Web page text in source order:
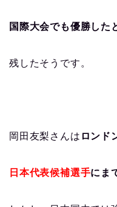
国際大会でも優勝した
残したそうです。
岡田友梨さんは ロンド
日本代表候補選手にま